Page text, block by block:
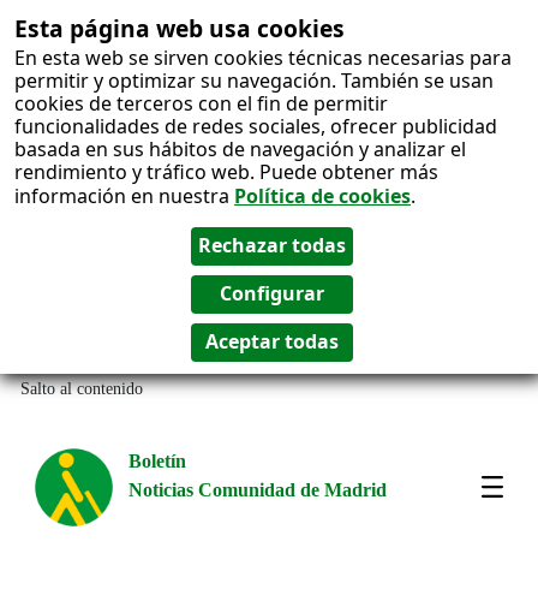
Esta página web usa cookies
En esta web se sirven cookies técnicas necesarias para
permitir y optimizar su navegación. También se usan
cookies de terceros con el fin de permitir
funcionalidades de redes sociales, ofrecer publicidad
basada en sus hábitos de navegación y analizar el
rendimiento y tráfico web. Puede obtener más
información en nuestra Política de cookies.
Salto al contenido
Boletín
Noticias Comunidad de Madrid